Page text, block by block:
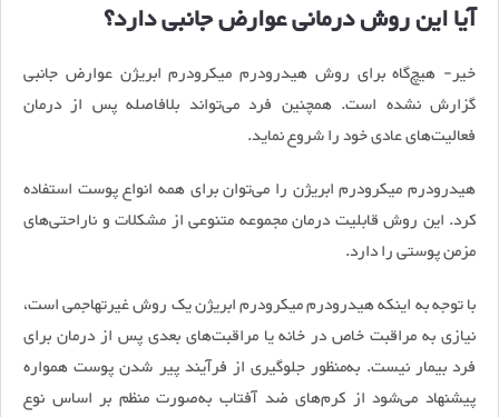
آیا این روش درمانی عوارض جانبی دارد؟
خیر- هیچ‌گاه برای روش هیدرودرم میکرودرم ابریژن عوارض جانبی
گزارش نشده است. همچنین فرد می‌تواند بلافاصله پس از درمان
فعالیت‌های عادی خود را شروع نماید.
هیدرودرم میکرودرم ابریژن را می‌توان برای همه انواع پوست استفاده
کرد. این روش قابلیت درمان مجموعه متنوعی از مشکلات و ناراحتی‌های
مزمن پوستی را دارد.
با توجه به اینکه هیدرودرم میکرودرم ابریژن یک روش غیرتهاجمی است،
نیازی به مراقبت خاص در خانه یا مراقبت‌های بعدی پس از درمان برای
فرد بیمار نیست. به‌منظور جلوگیری از فرآیند پیر شدن پوست همواره
پیشنهاد می‌شود از کرم‌های ضد آفتاب به‌صورت منظم بر اساس نوع